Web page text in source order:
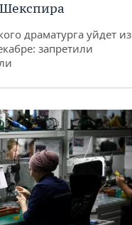
драматурга уйдет из
запретили